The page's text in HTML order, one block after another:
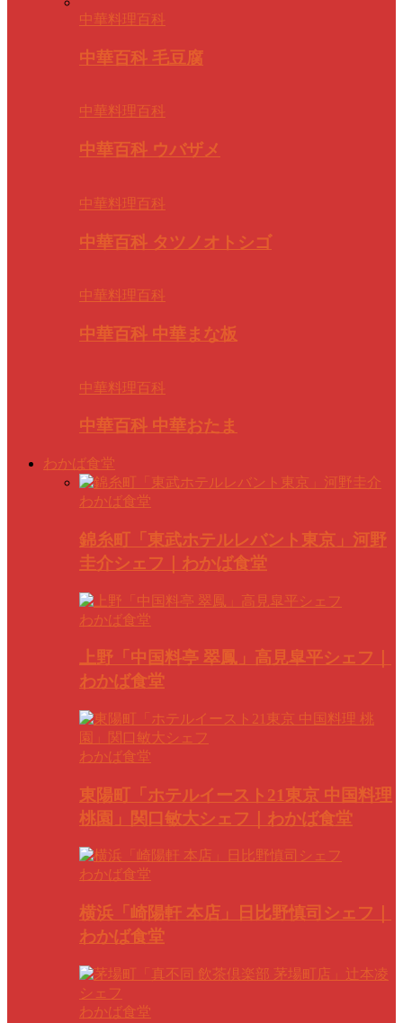
中華料理百科
中華百科 毛豆腐
中華料理百科
中華百科 ウバザメ
中華料理百科
中華百科 タツノオトシゴ
中華料理百科
中華百科 中華まな板
中華料理百科
中華百科 中華おたま
わかば食堂
わかば食堂
錦糸町「東武ホテルレバント東京」河野
圭介シェフ｜わかば食堂
わかば食堂
上野「中国料亭 翠鳳」高見皐平シェフ｜
わかば食堂
わかば食堂
東陽町「ホテルイースト21東京 中国料理
桃園」関口敏大シェフ｜わかば食堂
わかば食堂
横浜「崎陽軒 本店」日比野慎司シェフ｜
わかば食堂
わかば食堂